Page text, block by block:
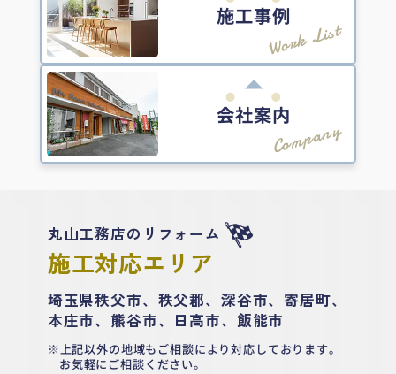
施工事例
Work List
会社案内
Company
丸山工務店のリフォーム
施工対応エリア
埼玉県秩父市、秩父郡、深谷市、寄居町、
本庄市、熊谷市、日高市、飯能市
上記以外の地域もご相談により対応しております。
お気軽にご相談ください。